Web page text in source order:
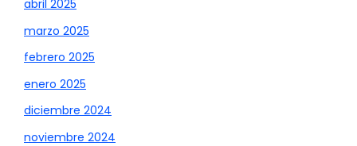
abril 2025
marzo 2025
febrero 2025
enero 2025
diciembre 2024
noviembre 2024